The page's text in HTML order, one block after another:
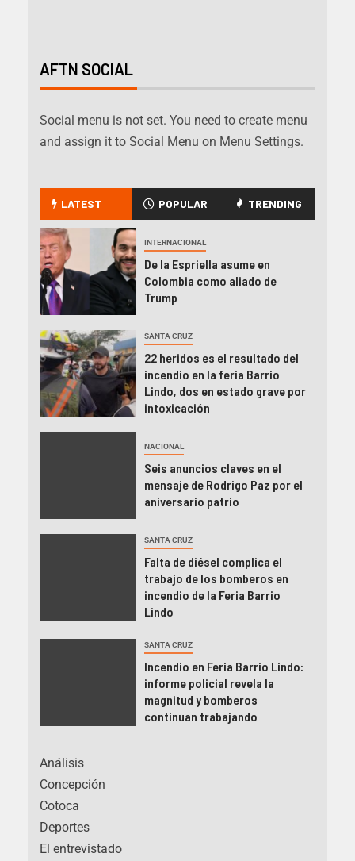
AFTN SOCIAL
Social menu is not set. You need to create menu
and assign it to Social Menu on Menu Settings.
LATEST POPULAR TRENDING
INTERNACIONAL
De la Espriella asume en
Colombia como aliado de
Trump
SANTA CRUZ
22 heridos es el resultado del
incendio en la feria Barrio
Lindo, dos en estado grave por
intoxicación
NACIONAL
Seis anuncios claves en el
mensaje de Rodrigo Paz por el
aniversario patrio
SANTA CRUZ
Falta de diésel complica el
trabajo de los bomberos en
incendio de la Feria Barrio
Lindo
SANTA CRUZ
Incendio en Feria Barrio Lindo:
informe policial revela la
magnitud y bomberos
continuan trabajando
Análisis
Concepción
Cotoca
Deportes
El entrevistado